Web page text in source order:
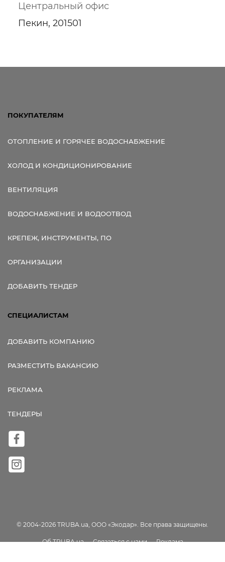
Центральный офис
Пекин, 201501
ПОКУПАТЕЛЯМ
ОТОПЛЕНИЕ И ГОРЯЧЕЕ ВОДОСНАБЖЕНИЕ
ХОЛОД И КОНДИЦИОНИРОВАНИЕ
ВЕНТИЛЯЦИЯ
ВОДОСНАБЖЕНИЕ И ВОДООТВОД
КРЕПЕЖ, ИНСТРУМЕНТЫ, ПО
ОРГАНИЗАЦИИ
ДОБАВИТЬ ТЕНДЕР
СПЕЦИАЛИСТАМ
ДОБАВИТЬ КОМПАНИЮ
РАЗМЕСТИТЬ ВАКАНСИЮ
РЕКЛАМА
ТЕНДЕРЫ
© 2004-2026 TRUBA.ua, ООО «Экодар». Все права защищены.
Об TRUBA.ua Связаться с нами Реклама